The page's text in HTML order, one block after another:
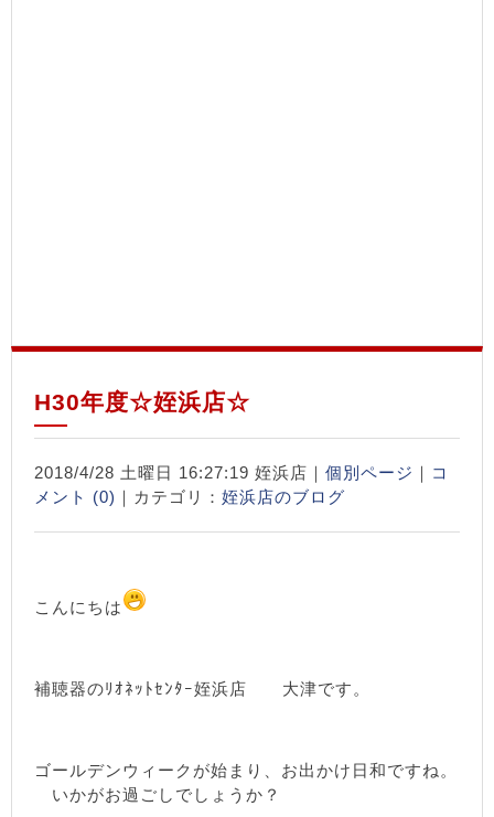
H30年度☆姪浜店☆
2018/4/28 土曜日 16:27:19 姪浜店｜ 個別ページ ｜ コ
メント (0) ｜カテゴリ： 姪浜店のブログ
こんにちは
補聴器のﾘｵﾈｯﾄｾﾝﾀｰ姪浜店 大津です。
ゴールデンウィークが始まり、お出かけ日和ですね。
いかがお過ごしでしょうか？